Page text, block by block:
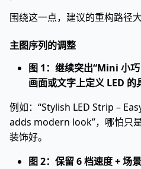
围绕这一点，建议的重构路径大
主图序列的调整
图 1：继续突出“Mini 小
画面或文字上定义 LED 的
例如：“Stylish LED Strip –
adds modern look”，哪怕只
装饰好。
图 2：保留 6 档速度 + 场